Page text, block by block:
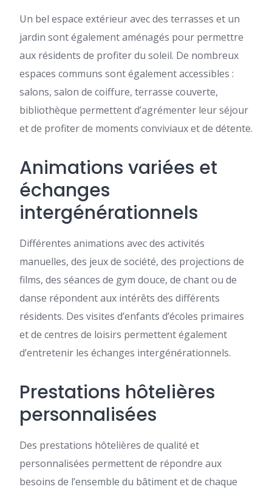
Un bel espace extérieur avec des terrasses et un
jardin sont également aménagés pour permettre
aux résidents de profiter du soleil. De nombreux
espaces communs sont également accessibles :
salons, salon de coiffure, terrasse couverte,
bibliothèque permettent d’agrémenter leur séjour
et de profiter de moments conviviaux et de détente.
Animations variées et
échanges
intergénérationnels
Différentes animations avec des activités
manuelles, des jeux de société, des projections de
films, des séances de gym douce, de chant ou de
danse répondent aux intérêts des différents
résidents. Des visites d’enfants d’écoles primaires
et de centres de loisirs permettent également
d’entretenir les échanges intergénérationnels.
Prestations hôtelières
personnalisées
Des prestations hôtelières de qualité et
personnalisées permettent de répondre aux
besoins de l’ensemble du bâtiment et de chaque